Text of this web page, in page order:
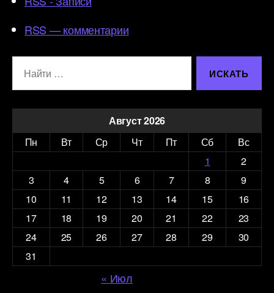
RSS — комментарии
Август 2026
Пн
Вт Ср Чт Пт Сб
Вс
1
2
3
4 5 6 7 8
9
10
11 12 13 14 15
16
17
18 19 20 21 22
23
24
25 26 27 28 29
30
31
« Июл